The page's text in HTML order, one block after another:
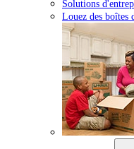
Solutions
Louez des boîtes